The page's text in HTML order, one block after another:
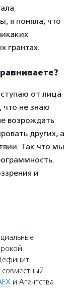
я поняла, что
грантах.
от лица
что не знаю
возрождать
других, а
Так что мы
и
и Агентства